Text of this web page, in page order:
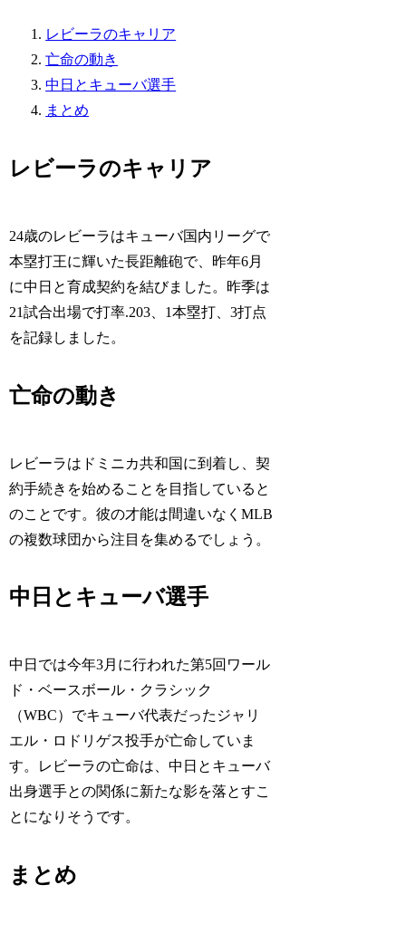
レビーラのキャリア
亡命の動き
中日とキューバ選手
まとめ
レビーラのキャリア
24歳のレビーラはキューバ国内リーグで
本塁打王に輝いた長距離砲で、昨年6月
に中日と育成契約を結びました。昨季は
21試合出場で打率.203、1本塁打、3打点
を記録しました。
亡命の動き
レビーラはドミニカ共和国に到着し、契
約手続きを始めることを目指していると
のことです。彼の才能は間違いなくMLB
の複数球団から注目を集めるでしょう。
中日とキューバ選手
中日では今年3月に行われた第5回ワール
ド・ベースボール・クラシック
（WBC）でキューバ代表だったジャリ
エル・ロドリゲス投手が亡命していま
す。レビーラの亡命は、中日とキューバ
出身選手との関係に新たな影を落とすこ
とになりそうです。
まとめ